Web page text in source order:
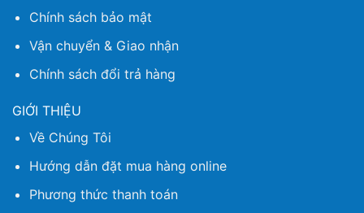
Chính sách bảo mật
Vận chuyển & Giao nhận
Chính sách đổi trả hàng
GIỚI THIỆU
Về Chúng Tôi
Hướng dẫn đặt mua hàng online
Phương thức thanh toán